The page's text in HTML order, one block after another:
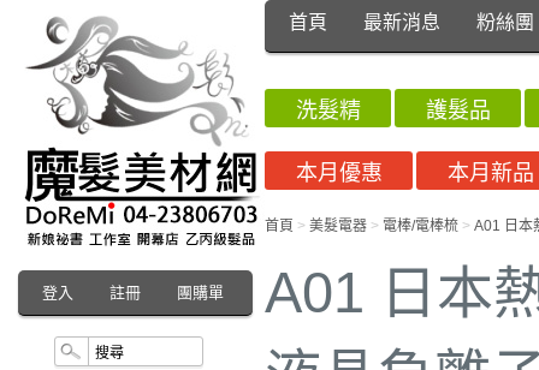
登入 註冊 團購單
首頁 最新消息 粉絲團
洗髮精
護髮品
本月優惠
本月新品
首頁 > 美髮電器 > 電棒/電棒梳 > A01 日本
A01 日本